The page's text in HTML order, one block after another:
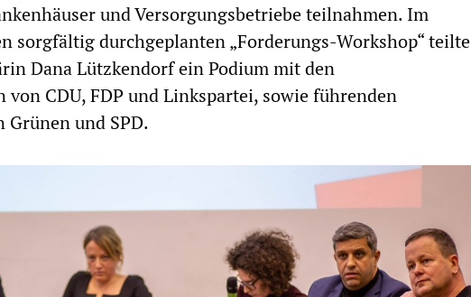
und Versorgungsbetriebe teilnahmen. Im
sorgfältig durchgeplanten „Forderungs-Workshop“ teilte
Dana Lützkendorf ein Podium mit den
von CDU, FDP und Linkspartei, sowie führenden
und SPD.